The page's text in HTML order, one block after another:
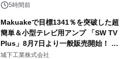
ンズ5時間前
Makuakeで目標1341％を突破した超
簡単＆小型テレビ用アンプ 「SW TV
Plus」8月7日より一般販売開始！ ケ
ーブル1本つなぐだけ、テレビの音が
城下工業株式会社